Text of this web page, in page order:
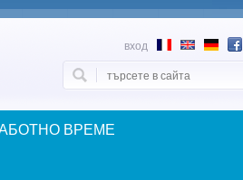
вход
Форма за търсене
ВРЕМЕ